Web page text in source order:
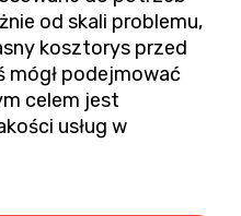
od skali problemu,
kosztorys przed
mógł podejmować
celem jest
usług w